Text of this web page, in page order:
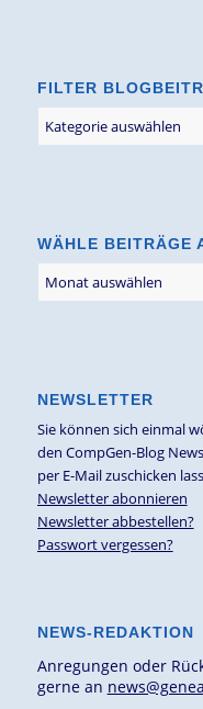
FILTER
Blogbeiträge
WÄHLE BEITRÄGE
NEWSLETTER
Sie können sich einmal
den CompGen-Blog
per E-Mail zuschicken
Newsletter abonnieren
Newsletter abbestellen?
Passwort vergessen?
NEWS-REDAKTION
Anregungen oder
gerne an